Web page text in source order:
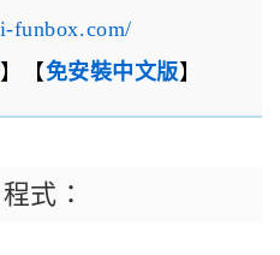
funbox.com/
】【免安裝中文版】
式：